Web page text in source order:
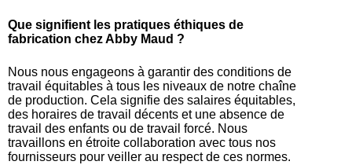
Que signifient les pratiques éthiques de
fabrication chez Abby Maud ?
Nous nous engageons à garantir des conditions de
travail équitables à tous les niveaux de notre chaîne
de production. Cela signifie des salaires équitables,
des horaires de travail décents et une absence de
travail des enfants ou de travail forcé. Nous
travaillons en étroite collaboration avec tous nos
fournisseurs pour veiller au respect de ces normes.